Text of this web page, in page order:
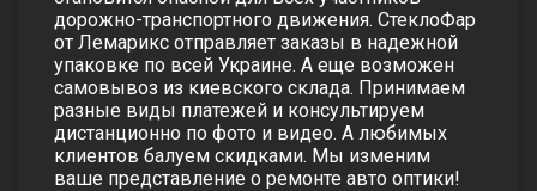
дорожно-транспортного движения. СтеклоФар
от Лемарикс отправляет заказы в надежной
упаковке по всей Украине. А еще возможен
самовывоз из киевского склада. Принимаем
разные виды платежей и консультируем
дистанционно по фото и видео. А любимых
клиентов балуем скидками. Мы изменим
ваше представление о ремонте авто оптики!